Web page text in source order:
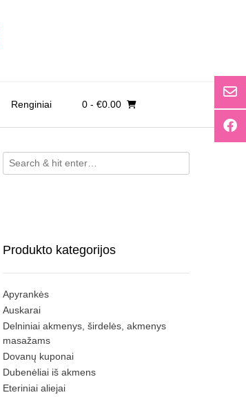
Renginiai 0- €0.00
Produkto kategorijos
Apyrankės
Auskarai
Delniniai akmenys, širdelės, akmenys
masažams
Dovanų kuponai
Dubenėliai iš akmens
Eteriniai aliejai